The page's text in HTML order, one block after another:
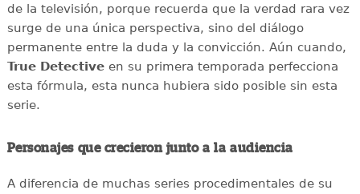
de la televisión, porque recuerda que la verdad rara vez
surge de una única perspectiva, sino del diálogo
permanente entre la duda y la convicción. Aún cuando,
True Detectiveen su primera temporada perfecciona
esta fórmula, esta nunca hubiera sido posible sin esta
serie.
Personajes que crecieron junto a la audiencia
A diferencia de muchas series procedimentales de su